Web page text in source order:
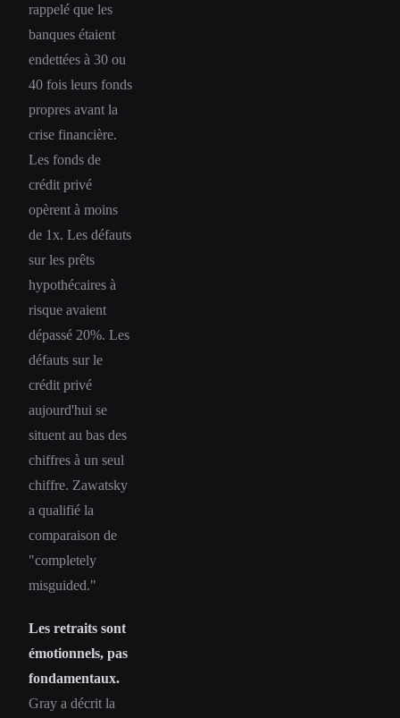
rappelé que les
banques étaient
endettées à 30 ou
40 fois leurs fonds
propres avant la
crise financière.
Les fonds de
crédit privé
opèrent à moins
de 1x. Les défauts
sur les prêts
hypothécaires à
risque avaient
dépassé 20%. Les
défauts sur le
crédit privé
aujourd'hui se
situent au bas des
chiffres à un seul
chiffre. Zawatsky
a qualifié la
comparaison de
"completely
misguided."
Les retraits sont
émotionnels, pas
fondamentaux.
Gray a décrit la